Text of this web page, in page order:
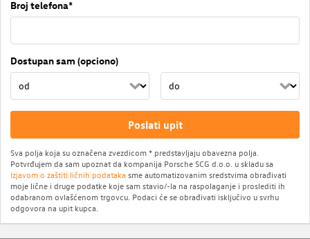
Broj telefona*
Dostupan sam (opciono)
Poslati upit
Sva polja koja su označena zvezdicom * predstavljaju obavezna polja.
Potvrđujem da sam upoznat da kompanija Porsche SCG d.o.o. u skladu sa
Izjavom o zaštiti ličnih podataka sme automatizovanim sredstvima obrađivati
moje lične i druge podatke koje sam stavio/-la na raspolaganje i proslediti ih
odabranom ovlašćenom trgovcu. Podaci će se obrađivati isključivo u svrhu
odgovora na upit kupca.